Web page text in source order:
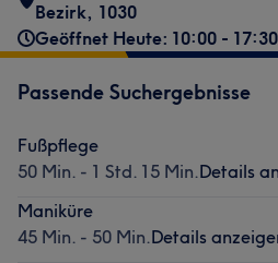
Bezirk, 1030
Geöffnet Heute: 10:00 - 17:30
Passende Suchergebnisse
Fußpflege
50 Min. - 1 Std. 15 Min.Details
Maniküre
45 Min. - 50 Min.Details